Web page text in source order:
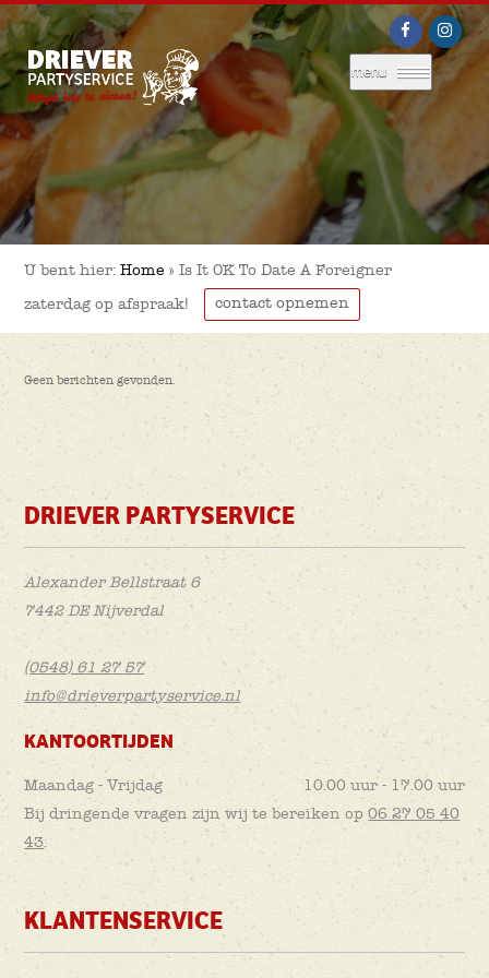
menu
U bent hier:Home »Is It OK To Date A Foreigner
zaterdag op afspraak! contact opnemen
Geen berichten gevonden.
DRIEVER PARTYSERVICE
Alexander Bellstraat 6
7442 DE Nijverdal
(0548) 61 27 57
info@drieverpartyservice.nl
KANTOORTIJDEN
Maandag - Vrijdag
10.00 uur - 17.00 uur
Bij dringende vragen zijn wij te bereiken op06 27 05 40
43.
KLANTENSERVICE